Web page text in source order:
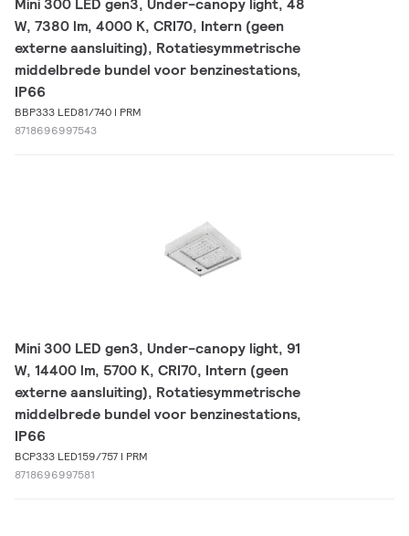
Mini 300 LED gen3, Under-canopy light, 48
W, 7380 lm, 4000 K, CRI70, Intern (geen
externe aansluiting), Rotatiesymmetrische
middelbrede bundel voor benzinestations,
IP66
BBP333 LED81/740 I PRM
8718696997543
Mini 300 LED gen3, Under-canopy light, 91
W, 14400 lm, 5700 K, CRI70, Intern (geen
externe aansluiting), Rotatiesymmetrische
middelbrede bundel voor benzinestations,
IP66
BCP333 LED159/757 I PRM
8718696997581